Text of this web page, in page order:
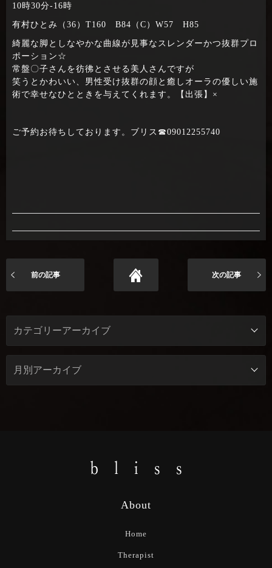
10時30分‐16時
有村ひとみ（36）T160 B84（C）W57 H85
綺麗な脚としなやかな曲線が見事なスレンダーかつ抜群プロ
ポーション☆
常盤〇子さんを彷彿とさせる美人さんですが
笑うとかわいい、男性受け抜群の顔と癒しオーラの優しい施
術で幸せなひとときを与えてくれます。【出張】×
ご予約お待ちしております。ブリス☎09012255740
前の記事 次の記事
About
Home
Therapist